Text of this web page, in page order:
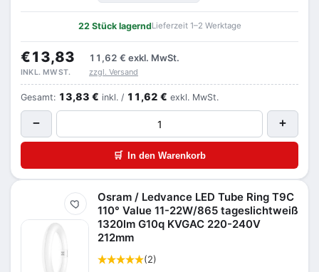
22 Stück lagerndLieferzeit 1–2 Werktage
€13,83 11,62 € exkl. MwSt.
INKL. MWST. zzgl. Versand
Gesamt: 13,83 € inkl. / 11,62 € exkl. MwSt.
− +
🛒 In den Warenkorb
Merken
Osram / Ledvance LED Tube Ring T9C
110° Value 11-22W/865 tageslichtweiß
1320lm G10q KVGAC 220-240V
212mm
(2)